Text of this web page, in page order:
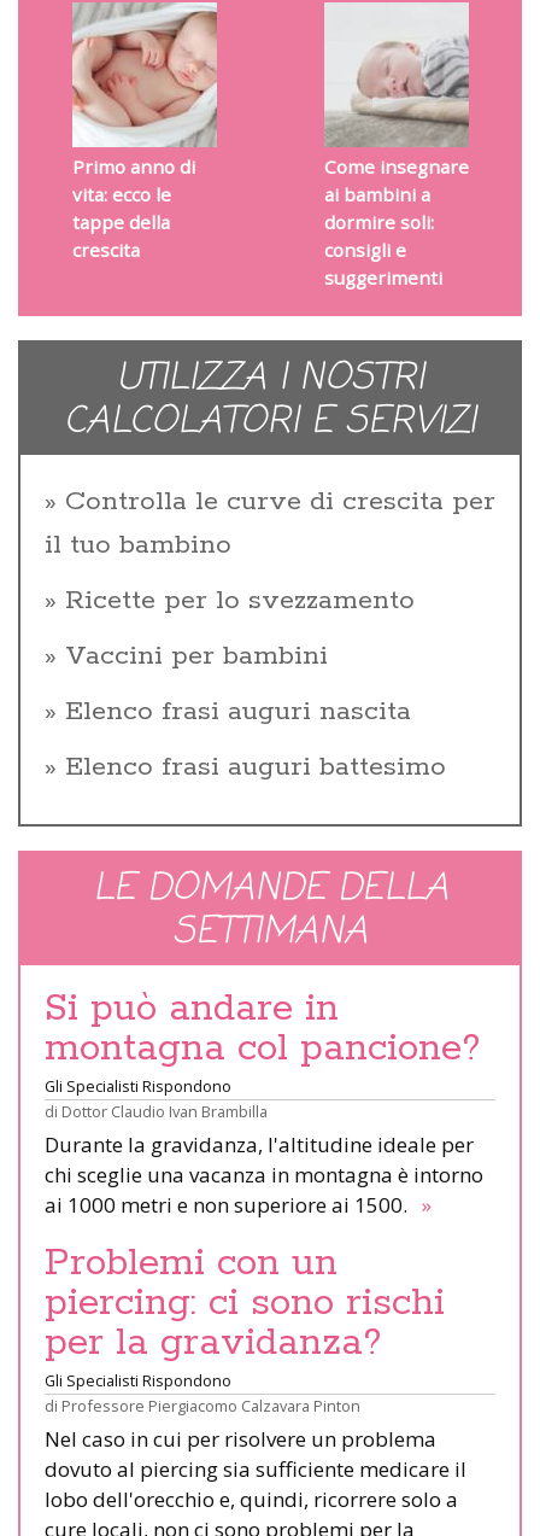
Primo anno di
vita: ecco le
tappe della
crescita
Come insegnare
ai bambini a
dormire soli:
consigli e
suggerimenti
UTILIZZA I NOSTRI
CALCOLATORI E SERVIZI
Controlla le curve di crescita per
il tuo bambino
Ricette per lo svezzamento
Vaccini per bambini
Elenco frasi auguri nascita
Elenco frasi auguri battesimo
LE DOMANDE DELLA
SETTIMANA
Si può andare in
montagna col pancione?
Gli Specialisti Rispondono
di Dottor Claudio Ivan Brambilla
Durante la gravidanza, l'altitudine ideale per
chi sceglie una vacanza in montagna è intorno
ai 1000 metri e non superiore ai 1500. »
Problemi con un
piercing: ci sono rischi
per la gravidanza?
Gli Specialisti Rispondono
di Professore Piergiacomo Calzavara Pinton
Nel caso in cui per risolvere un problema
dovuto al piercing sia sufficiente medicare il
lobo dell'orecchio e, quindi, ricorrere solo a
cure locali, non ci sono problemi per la